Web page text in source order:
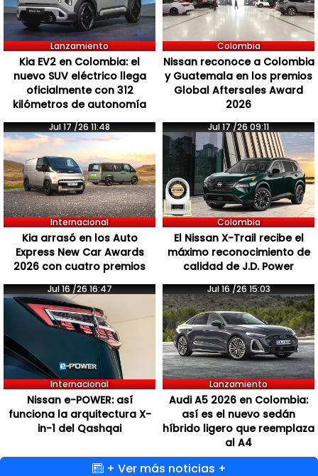
Lanzamiento
Kia EV2 en Colombia: el
nuevo SUV eléctrico llega
oficialmente con 312
kilómetros de autonomía
Colombia
Nissan reconoce a Colombia
y Guatemala en los premios
Global Aftersales Award
2026
Jul 17 /26 11:48
Internacional
Kia arrasó en los Auto
Express New Car Awards
2026 con cuatro premios
Jul 17 /26 09:11
Colombia
El Nissan X-Trail recibe el
máximo reconocimiento de
calidad de J.D. Power
Jul 16 /26 16:47
Internacional
Nissan e-POWER: así
funciona la arquitectura X-
in-1 del Qashqai
Jul 16 /26 15:03
Lanzamiento
Audi A5 2026 en Colombia:
así es el nuevo sedán
híbrido ligero que reemplaza
al A4
+ Ver más noticias +